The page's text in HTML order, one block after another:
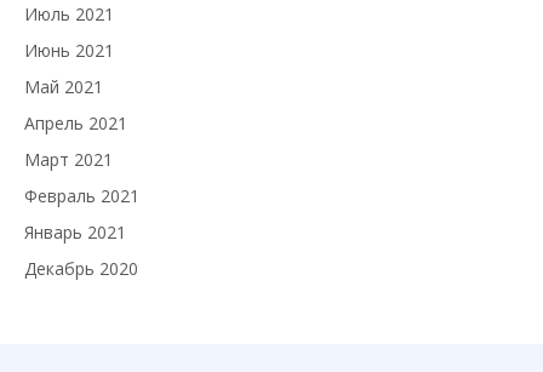
Июль 2021
Июнь 2021
Май 2021
Апрель 2021
Март 2021
Февраль 2021
Январь 2021
Декабрь 2020